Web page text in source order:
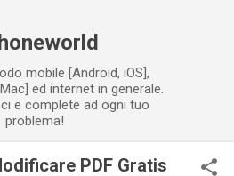
mobile [Android, iOS],
ed internet in generale.
e complete ad ogni tuo
problema!
PDF Gratis